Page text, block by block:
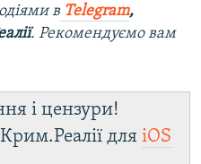
в Telegram,
. Рекомендуємо вам
і цензури!
Крим.Реалії для iOS